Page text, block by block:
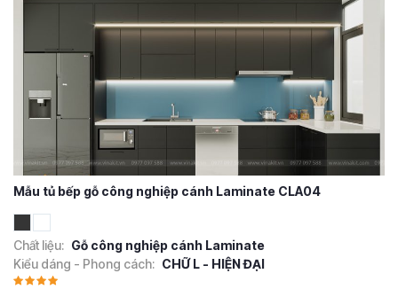
Mẫu tủ bếp gỗ công nghiệp cánh Laminate CLA04
Chất liệu: Gỗ công nghiệp cánh Laminate
Kiểu dáng - Phong cách: CHỮ L - HIỆN ĐẠI